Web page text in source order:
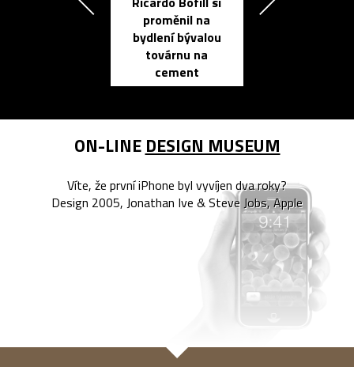
proměnil na
bydlení bývalou
továrnu na
cement
ON-LINE DESIGN MUSEUM
Víte, že první iPhone byl vyvíjen dva roky?
Design 2005, Jonathan Ive & Steve Jobs, Apple